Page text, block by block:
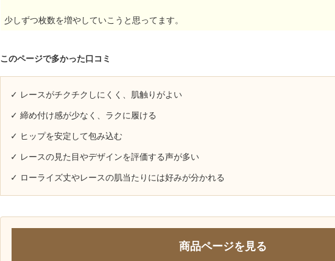
少しずつ枚数を増やしていこうと思ってます。
このページで多かった口コミ
✓ レースがチクチクしにくく、肌触りがよい
✓ 締め付け感が少なく、ラクに履ける
✓ ヒップを安定して包み込む
✓ レースの見た目やデザインを評価する声が多い
✓ ローライズ丈やレースの肌当たりには好みが分かれる
商品ページを見る